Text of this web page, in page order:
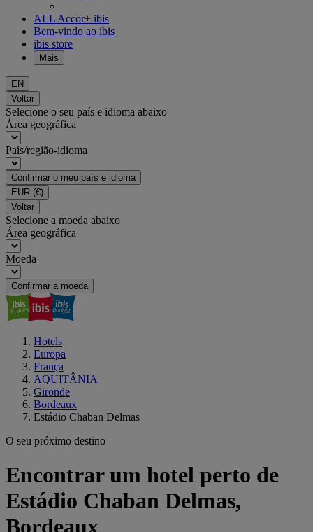
ALL Accor+ ibis
Bem-vindo ao ibis
ibis store
Mais
EN
Voltar
Selecione o seu país e idioma abaixo
Área geográfica
País/região-idioma
Confirmar o meu país e idioma
EUR (€)
Voltar
Selecione a moeda abaixo
Área geográfica
Moeda
Confirmar a moeda
Hotels
Europa
França
AQUITÂNIA
Gironde
Bordeaux
Estádio Chaban Delmas
O seu próximo destino
Encontrar um hotel perto de
Estádio Chaban Delmas,
Bordeaux